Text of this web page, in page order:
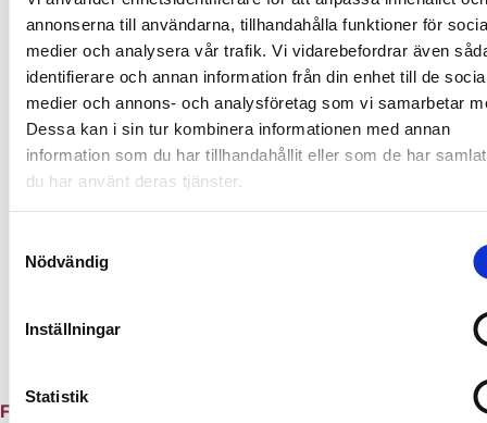
annonserna till användarna, tillhandahålla funktioner för
medier och analysera vår trafik. Vi vidarebefordrar även
identifierare och annan information från din enhet till de
medier och annons- och analysföretag som vi samarbetar
Dessa kan i sin tur kombinera informationen med annan
information som du har tillhandahållit eller som de har
du har använt deras tjänster.
Nödvändig
Inställningar
Statistik
Föregående